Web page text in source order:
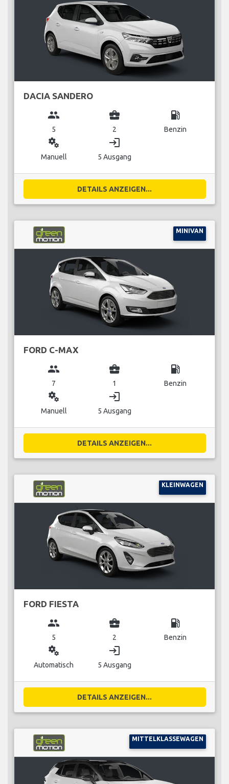
DACIA SANDERO
group
5
business_center
2
local_gas_station
Benzin
miscellaneous_services
Manuell
login
5 Ausgang
DETAILS ANZEIGEN...
MINIVAN
FORD C-MAX
group
7
business_center
1
local_gas_station
Benzin
miscellaneous_services
Manuell
login
5 Ausgang
DETAILS ANZEIGEN...
KLEINWAGEN
FORD FIESTA
group
5
business_center
2
local_gas_station
Benzin
miscellaneous_services
Automatisch
login
5 Ausgang
DETAILS ANZEIGEN...
MITTELKLASSEWAGEN